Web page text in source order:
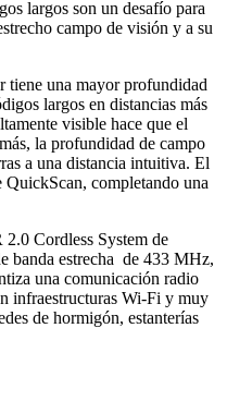
largos son un desafío para
campo de visión y a su
una mayor profundidad
largos en distancias más
visible hace que el
la profundidad de campo
a una distancia intuitiva. El
QuickScan, completando una
Cordless System de
banda estrecha de 433 MHz,
una comunicación radio
infraestructuras Wi-Fi y muy
de hormigón, estanterías